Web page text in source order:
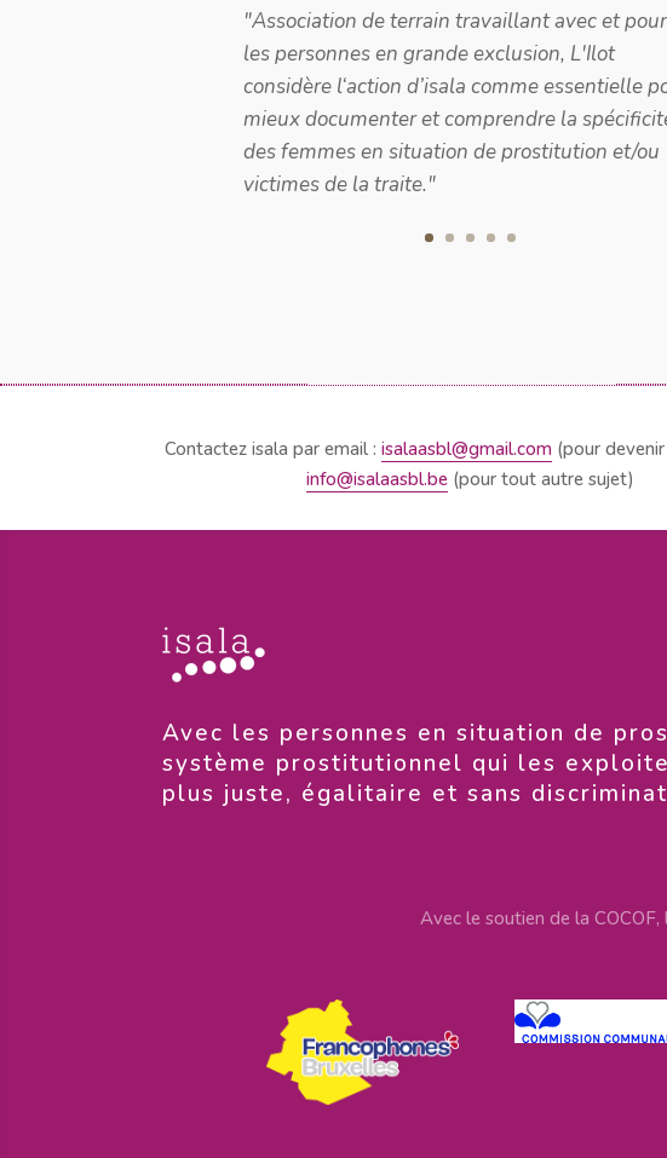
ANA, BÉNÉVOLE DEPUIS 2022
"Je crois qu'un changement est possible, et je
veux pas attendre. Je veux pouvoir apporter
petite pierre à l'édifice qu'est l'abolition du
système prostitutionnel et des violences."
Contactez isala par email : isalaasbl@gmail.com (pour
info@isalaasbl.be(pour tout autre sujet)
​Avec les personnes en situation de
système prostitutionnel qui les
plus juste, égalitaire et sans
Avec le soutien de la